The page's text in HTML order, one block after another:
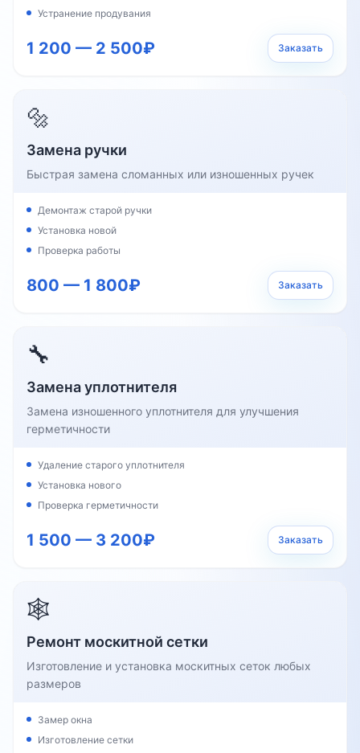
Устранение продувания
1 200 — 2 500₽ Заказать
🔩
Замена ручки
Быстрая замена сломанных или изношенных ручек
Демонтаж старой ручки
Установка новой
Проверка работы
800 — 1 800₽ Заказать
🔧
Замена уплотнителя
Замена изношенного уплотнителя для улучшения
герметичности
Удаление старого уплотнителя
Установка нового
Проверка герметичности
1 500 — 3 200₽ Заказать
🕸️
Ремонт москитной сетки
Изготовление и установка москитных сеток любых
размеров
Замер окна
Изготовление сетки